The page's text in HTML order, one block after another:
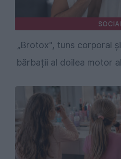
„Brotox", tuns corporal
bărbații al doilea motor